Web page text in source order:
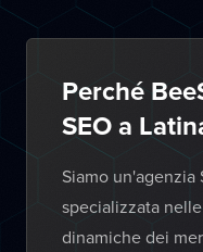
Perché
SEO a
Siamo un'agenzia
specializzata
dinamiche dei